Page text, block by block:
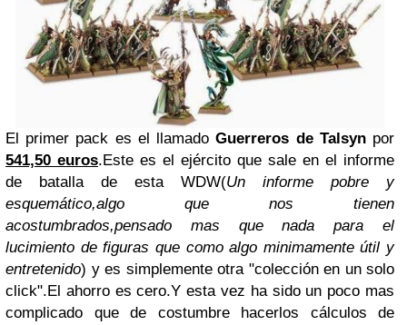
El primer pack es el llamadoGuerreros de Talsynpor
541,50 euros.Este es el ejército que sale en el informe
de batalla de esta WDW(Un informe pobre y
esquemático,algo que nos tienen
acostumbrados,pensado mas que nada para el
lucimiento de figuras que como algo minimamente útil y
entretenido) y es simplemente otra "colección en un solo
click".El ahorro es cero.Y esta vez ha sido un poco mas
complicado que de costumbre hacerlos cálculos de